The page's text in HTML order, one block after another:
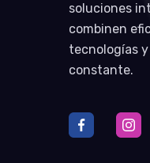
soluciones
combinen
tecnologías
constante.